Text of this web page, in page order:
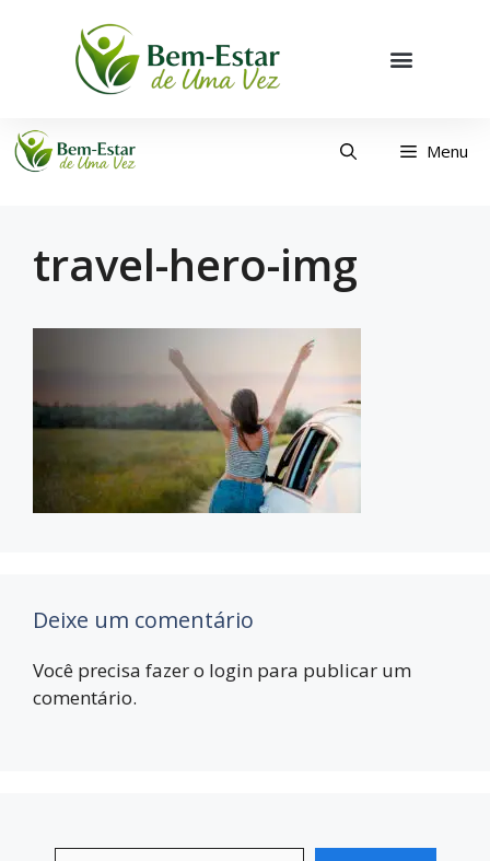
Menu
travel-hero-img
Deixe um comentário
Você precisa fazer o login para publicar um
comentário.